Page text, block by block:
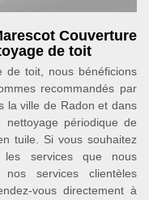
Couverture
de toit
de toit, nous bénéficions
recommandés par
la ville de Radon et dans
périodique de
tuile. Si vous souhaitez
services que nous
services clientèles
vous directement à